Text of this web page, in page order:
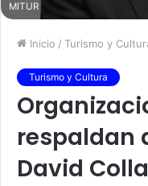
MITUR
Inicio / Turismo y
Turismo y Cultura
respaldan
David